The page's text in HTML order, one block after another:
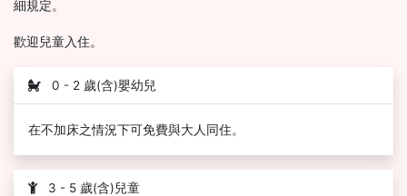
細規定。
歡迎兒童入住。
0 - 2 歲(含)嬰幼兒
在不加床之情況下可免費與大人同住。
3 - 5 歲(含)兒童